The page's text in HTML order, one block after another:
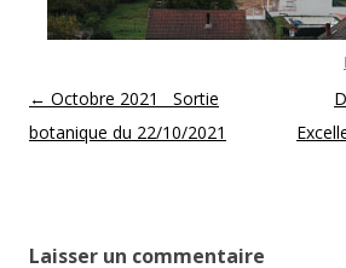
Post navigation
← Octobre 2021 Sortie
botanique du 22/10/2021
Laisser un commentaire